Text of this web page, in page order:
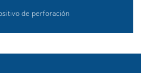
de perforación